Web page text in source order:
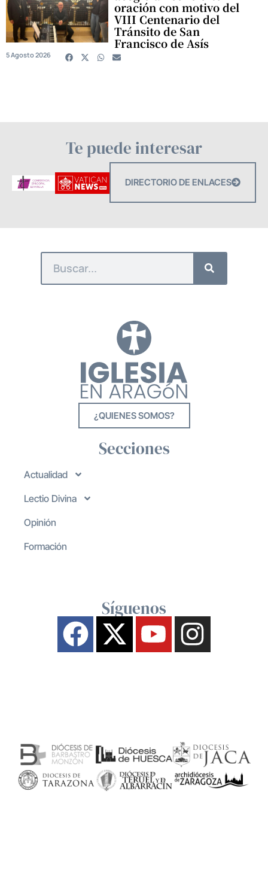
oración con motivo del
VIII Centenario del
Tránsito de San
Francisco de Asís
5 Agosto 2026
Te puede interesar
DIRECTORIO DE ENLACES
¿QUIENES SOMOS?
Secciones
Actualidad
Lectio Divina
Opinión
Formación
Síguenos